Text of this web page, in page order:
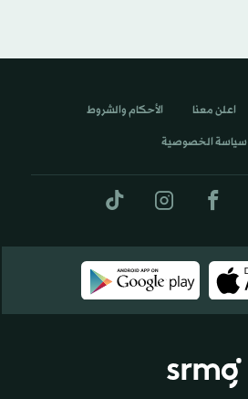
اعلن معنا الأحكام والشروط
سياسة الخصوصية